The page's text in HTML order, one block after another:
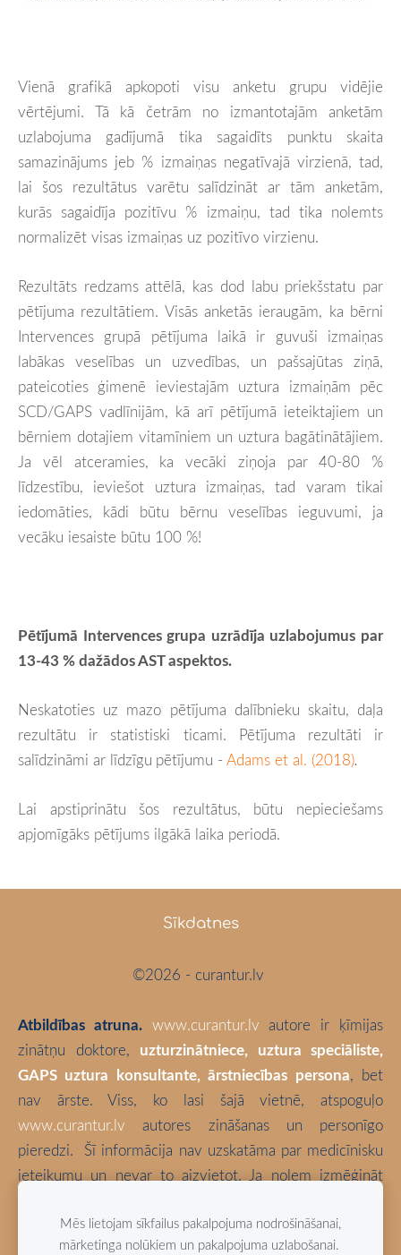
Vienā grafikā apkopoti visu anketu grupu vidējie
vērtējumi. Tā kā četrām no izmantotajām anketām
uzlabojuma gadījumā tika sagaidīts punktu skaita
samazinājums jeb % izmaiņas negatīvajā virzienā, tad,
lai šos rezultātus varētu salīdzināt ar tām anketām,
kurās sagaidīja pozitīvu % izmaiņu, tad tika nolemts
normalizēt visas izmaiņas uz pozitīvo virzienu.
Rezultāts redzams attēlā, kas dod labu priekšstatu par
pētījuma rezultātiem. Visās anketās ieraugām, ka bērni
Intervences grupā pētījuma laikā ir guvuši izmaiņas
labākas veselības un uzvedības, un pašsajūtas ziņā,
pateicoties ģimenē ieviestajām uztura izmaiņām pēc
SCD/GAPS vadlīnijām, kā arī pētījumā ieteiktajiem un
bērniem dotajiem vitamīniem un uztura bagātinātājiem.
Ja vēl atceramies, ka vecāki ziņoja par 40-80 %
līdzestību, ieviešot uztura izmaiņas, tad varam tikai
iedomāties, kādi būtu bērnu veselības ieguvumi, ja
vecāku iesaiste būtu 100 %!
Pētījumā Intervences grupa uzrādīja uzlabojumus par
13-43 % dažādos AST aspektos.
Neskatoties uz mazo pētījuma dalībnieku skaitu, daļa
rezultātu ir statistiski ticami. Pētījuma rezultāti ir
salīdzināmi ar līdzīgu pētījumu - Adams et al. (2018).
Lai apstiprinātu šos rezultātus, būtu nepieciešams
apjomīgāks pētījums ilgākā laika periodā.
Sīkdatnes
©2026 - curantur.lv
Atbildības atruna. www.curantur.lv autore ir ķīmijas
zinātņu doktore, uzturzinātniece, uztura speciāliste,
GAPS uztura konsultante, ārstniecības persona, bet
nav ārste. Viss, ko lasi šajā vietnē, atspoguļo
www.curantur.lv autores zināšanas un personīgo
pieredzi. Šī informācija nav uzskatāma par medicīnisku
ieteikumu un nevar to aizvietot. Ja nolem izmēģināt
atbildība. Izvēlies būt vesels!
Mēs lietojam sīkfailus pakalpojuma nodrošināšanai,
mārketinga nolūkiem un pakalpojuma uzlabošanai.